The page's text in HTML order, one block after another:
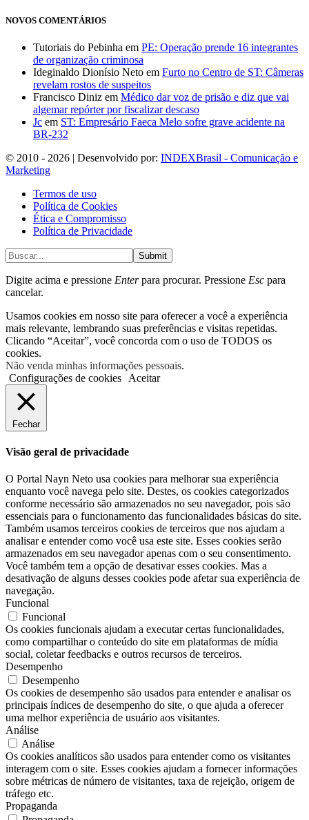
NOVOS COMENTÁRIOS
Tutoriais do Pebinha em PE: Operação prende 16 integrantes
de organização criminosa
Ideginaldo Dionísio Neto em Furto no Centro de ST: Câmeras
revelam rostos de suspeitos
Francisco Diniz em Médico dar voz de prisão e diz que vai
algemar repórter por fiscalizar descaso
Jc em ST: Empresário Faeca Melo sofre grave acidente na
BR-232
© 2010 - 2026 | Desenvolvido por: INDEXBrasil - Comunicação e
Marketing
Termos de uso
Política de Cookies
Ética e Compromisso
Política de Privacidade
Submit
Digite acima e pressione Enterpara procurar. Pressione Esc para
cancelar.
Usamos cookies em nosso site para oferecer a você a experiência
mais relevante, lembrando suas preferências e visitas repetidas.
Clicando “Aceitar”, você concorda com o uso de TODOS os
cookies.
Não venda minhas informações pessoais.
Configurações de cookies
Aceitar
Fechar
Visão geral de privacidade
O Portal Nayn Neto usa cookies para melhorar sua experiência
enquanto você navega pelo site. Destes, os cookies categorizados
conforme necessário são armazenados no seu navegador, pois são
essenciais para o funcionamento das funcionalidades básicas do site.
Também usamos terceiros cookies de terceiros que nos ajudam a
analisar e entender como você usa este site. Esses cookies serão
armazenados em seu navegador apenas com o seu consentimento.
Você também tem a opção de desativar esses cookies. Mas a
desativação de alguns desses cookies pode afetar sua experiência de
navegação.
Funcional
Funcional
Os cookies funcionais ajudam a executar certas funcionalidades,
como compartilhar o conteúdo do site em plataformas de mídia
social, coletar feedbacks e outros recursos de terceiros.
Desempenho
Desempenho
Os cookies de desempenho são usados ​​para entender e analisar os
principais índices de desempenho do site, o que ajuda a oferecer
uma melhor experiência de usuário aos visitantes.
Análise
Análise
Os cookies analíticos são usados ​​para entender como os visitantes
interagem com o site. Esses cookies ajudam a fornecer informações
sobre métricas de número de visitantes, taxa de rejeição, origem de
tráfego etc.
Propaganda